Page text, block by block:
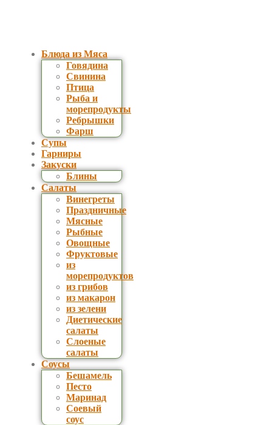
Блюда из Мяса
Говядина
Свинина
Птица
Рыба и
морепродукты
Ребрышки
Фарш
Супы
Гарниры
Закуски
Блины
Салаты
Винегреты
Праздничные
Мясные
Рыбные
Овощные
Фруктовые
из
морепродуктов
из грибов
из макарон
из зелени
Диетические
салаты
Слоеные
салаты
Соусы
Бешамель
Песто
Маринад
Соевый
соус